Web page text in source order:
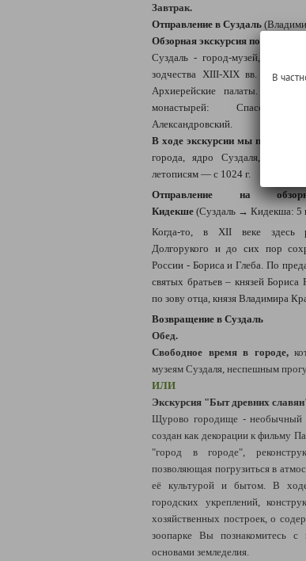
Завтрак.
Отправление в Суздаль (
Обзорная экскурсия по Суздалю
Суздаль - город-музей, где
зодчества XIII-XIX вв. На
Архиерейские палаты. В
монастырей: Спасо-
Александровский.
В ходе экскурсии мы посещаем
города, ядро Суздаля,
летописям — с 1024 г.
Отправление на
Кидекше (Суздаль → Кидекша: 5
Когда-то, в XII веке здесь
Долгорукого и до сих пор
России - Бориса и Глеба. По
святых братьев – князей
по зову отца, князя Владимира
Возвращение в Суздаль
Обед.
Свободное время в городе,
музеям Суздаля, неспешным
ИЛИ
Экскурсия "Быт древних
Щурово городище - необычный
создан как декорации к фильму
"город в городе",
позволяющая погрузиться в
её культурой и бытом. В
городских укреплений,
хозяйственных построек, о
зоопарке Вы познакомитесь с
основами земледелия.
В